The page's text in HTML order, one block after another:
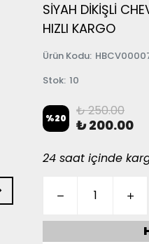
SİYAH DİKİŞLİ
HIZLI KARGO
Ürün Kodu:
Stok: 10
%20 ₺ 250.00
₺ 200.00
24 saat içinde